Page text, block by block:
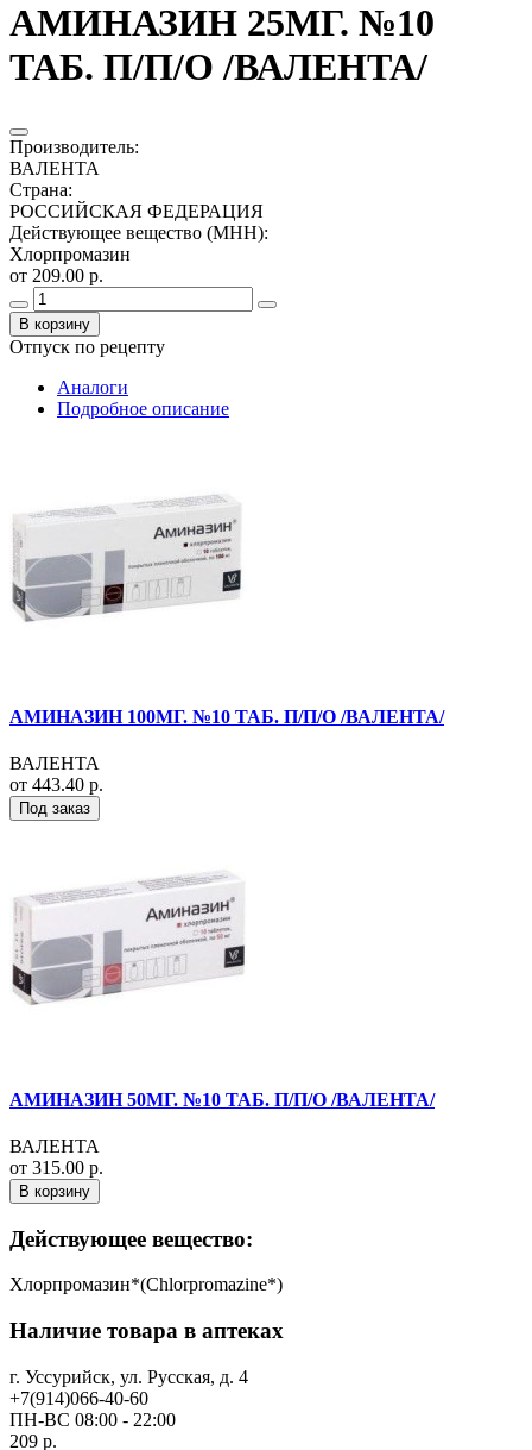
АМИНАЗИН 25МГ. №10
ТАБ. П/П/О /ВАЛЕНТА/
Производитель:
ВАЛЕНТА
Страна:
РОССИЙСКАЯ ФЕДЕРАЦИЯ
Действующее вещество (МНН):
Хлорпромазин
от 209.00 р.
В корзину
Отпуск по рецепту
Аналоги
Подробное описание
АМИНАЗИН 100МГ. №10 ТАБ. П/П/О /ВАЛЕНТА/
ВАЛЕНТА
от 443.40 р.
Под заказ
АМИНАЗИН 50МГ. №10 ТАБ. П/П/О /ВАЛЕНТА/
ВАЛЕНТА
от 315.00 р.
В корзину
Действующее вещество:
Хлорпромазин*(Chlorpromazine*)
Наличие товара в аптеках
г. Уссурийск, ул. Русская, д. 4
+7(914)066-40-60
ПН-ВС 08:00 - 22:00
209 р.